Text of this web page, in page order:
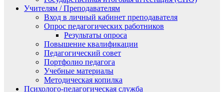
Учителям / Преподавателям
Вход в личный кабинет преподавателя
Опрос педагогических работников
Результаты опроса
Повышение квалификации
Педагогический совет
Портфолио педагога
Учебные материалы
Методическая копилка
Психолого-педагогическая служба